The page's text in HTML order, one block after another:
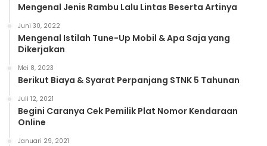
Mengenal Jenis Rambu Lalu Lintas Beserta Artinya
Juni 30, 2022
Mengenal Istilah Tune-Up Mobil & Apa Saja yang
Dikerjakan
Mei 8, 2023
Berikut Biaya & Syarat Perpanjang STNK 5 Tahunan
Juli 12, 2021
Begini Caranya Cek Pemilik Plat Nomor Kendaraan
Online
Januari 29, 2021